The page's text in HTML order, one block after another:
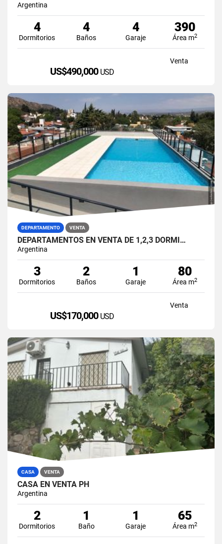
Argentina
4
Dormitorios
4
Baños
4
Garaje
390
Área m2
Venta
US$490,000 USD
DEPARTAMENTO VENTA
DEPARTAMENTOS EN VENTA DE 1,2,3 DORMI…
Argentina
3
Dormitorios
2
Baños
1
Garaje
80
Área m2
Venta
US$170,000 USD
CASA VENTA
CASA EN VENTA PH
Argentina
2
Dormitorios
1
Baño
1
Garaje
65
Área m2